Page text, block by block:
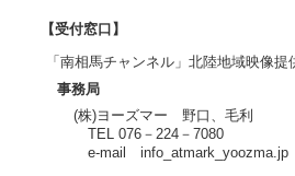
【受付窓口】
「南相馬チャンネル」北陸地域映像
事務局
(株)ヨーズマー 野口、毛利
TEL 076－224－7080
e-mail info_atmark_yoozma.jp